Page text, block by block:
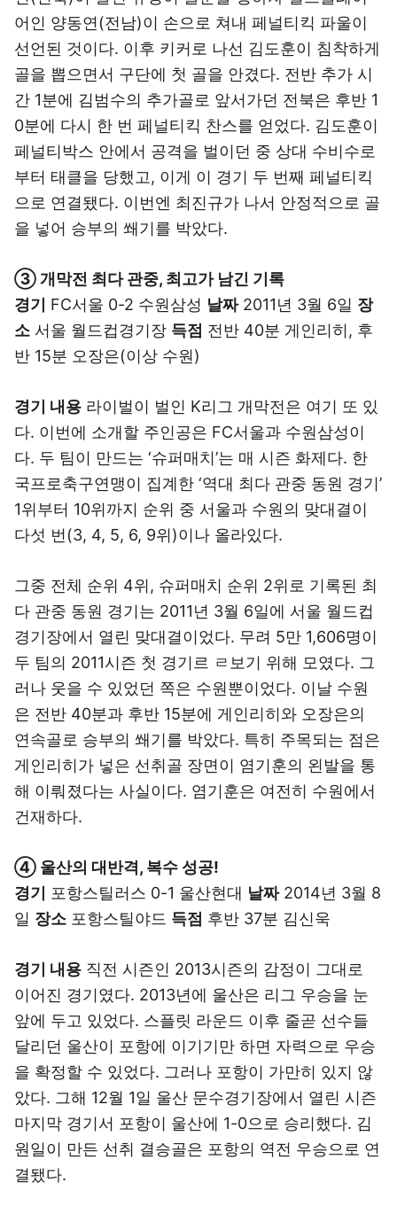
어인 양동연(전남)이 손으로 쳐내 페널티킥 파울이
선언된 것이다. 이후 키커로 나선 김도훈이 침착하게
골을 뽑으면서 구단에 첫 골을 안겼다. 전반 추가 시
간 1분에 김범수의 추가골로 앞서가던 전북은 후반 1
0분에 다시 한 번 페널티킥 찬스를 얻었다. 김도훈이
페널티박스 안에서 공격을 벌이던 중 상대 수비수로
부터 태클을 당했고, 이게 이 경기 두 번째 페널티킥
으로 연결됐다. 이번엔 최진규가 나서 안정적으로 골
을 넣어 승부의 쐐기를 박았다.
③ 개막전 최다 관중, 최고가 남긴 기록
경기
FC서울 0-2 수원삼성 날짜2011년 3월 6일 장
소 서울 월드컵경기장 득점 전반 40분 게인리히, 후
반 15분 오장은(이상 수원)
경기 내용 라이벌이 벌인 K리그 개막전은 여기 또 있
다. 이번에 소개할 주인공은 FC서울과 수원삼성이
다. 두 팀이 만드는 ‘슈퍼매치’는 매 시즌 화제다. 한
국프로축구연맹이 집계한 ‘역대 최다 관중 동원 경기’
1위부터 10위까지 순위 중 서울과 수원의 맞대결이
다섯 번(3, 4, 5, 6, 9위)이나 올라있다.
그중 전체 순위 4위, 슈퍼매치 순위 2위로 기록된 최
다 관중 동원 경기는 2011년 3월 6일에 서울 월드컵
경기장에서 열린 맞대결이었다. 무려 5만 1,606명이
두 팀의 2011시즌 첫 경기르 ㄹ보기 위해 모였다. 그
러나 웃을 수 있었던 쪽은 수원뿐이었다. 이날 수원
은 전반 40분과 후반 15분에 게인리히와 오장은의
연속골로 승부의 쐐기를 박았다. 특히 주목되는 점은
게인리히가 넣은 선취골 장면이 염기훈의 왼발을 통
해 이뤄졌다는 사실이다. 염기훈은 여전히 수원에서
건재하다.
④ 울산의 대반격, 복수 성공!
경기
포항스틸러스 0-1 울산현대 날짜2014년 3월 8
일 장소 포항스틸야드 득점 후반 37분 김신욱
경기 내용 직전 시즌인 2013시즌의 감정이 그대로
이어진 경기였다. 2013년에 울산은 리그 우승을 눈
앞에 두고 있었다. 스플릿 라운드 이후 줄곧 선수들
달리던 울산이 포항에 이기기만 하면 자력으로 우승
을 확정할 수 있었다. 그러나 포항이 가만히 있지 않
았다. 그해 12월 1일 울산 문수경기장에서 열린 시즌
마지막 경기서 포항이 울산에 1-0으로 승리했다. 김
원일이 만든 선취 결승골은 포항의 역전 우승으로 연
결됐다.